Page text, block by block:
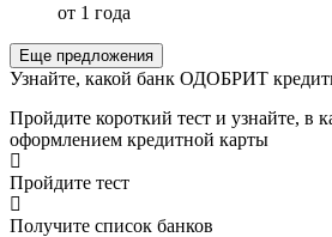
от 1 года
Еще предложения
Узнайте, какой банк ОДОБРИТ
Пройдите короткий тест и узнайте, в
оформлением кредитной карты
Пройдите тест
Получите список банков